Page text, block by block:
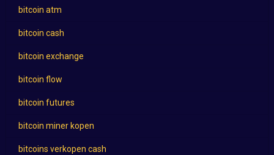
bitcoin atm
bitcoin cash
bitcoin exchange
bitcoin flow
bitcoin futures
bitcoin miner kopen
bitcoins verkopen cash